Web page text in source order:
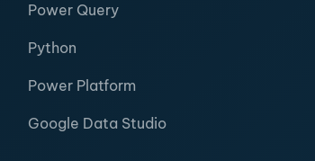
Power Query
Python
Power Platform
Google Data Studio